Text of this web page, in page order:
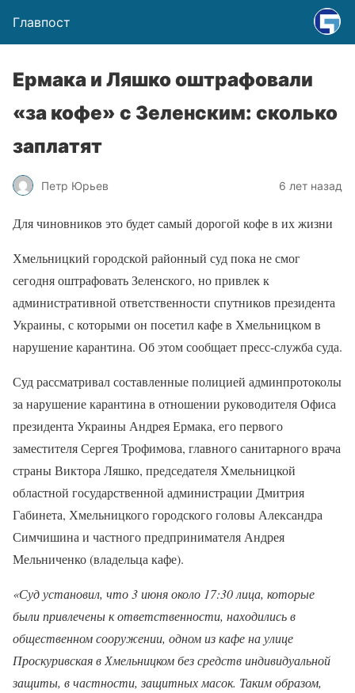
Главпост
Ермака и Ляшко оштрафовали
«за кофе» с Зеленским: сколько
заплатят
Петр Юрьев 6 лет назад
Для чиновников это будет самый дорогой кофе в их жизни
Хмельницкий городской районный суд пока не смог
сегодня оштрафовать Зеленского, но привлек к
административной ответственности спутников президента
Украины, с которыми он посетил кафе в Хмельницком в
нарушение карантина. Об этом сообщает пресс-служба суда.
Суд рассматривал составленные полицией админпротоколы
за нарушение карантина в отношении руководителя Офиса
президента Украины Андрея Ермака, его первого
заместителя Сергея Трофимова, главного санитарного врача
страны Виктора Ляшко, председателя Хмельницкой
областной государственной администрации Дмитрия
Габинета, Хмельницкого городского головы Александра
Симчишина и частного предпринимателя Андрея
Мельниченко (владельца кафе).
«Суд установил, что 3 июня около 17:30 лица, которые
были привлечены к ответственности, находились в
общественном сооружении, одном из кафе на улице
Проскуривская в Хмельницком без средств индивидуальной
защиты, в частности, защитных масок. Таким образом,